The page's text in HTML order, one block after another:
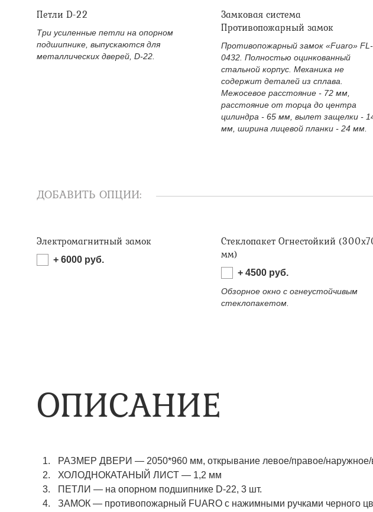
Петли D-22
Три усиленные петли на опорном
подшипнике, выпускаются для
металлических дверей, D-22.
Замковая система
Противопожарный замок
Противопожарный замок «Fuaro» FL-
0432. Полностью оцинкованный
стальной корпус. Механика не
содержит деталей из сплава.
Межосевое расстояние - 72 мм,
расстояние от торца до центра
цилиндра - 65 мм, вылет защелки -
мм, ширина лицевой планки - 24 мм.
ДОБАВИТЬ ОПЦИИ:
Электромагнитный замок
+ 6000 руб.
Стеклопакет Огнестойкий
мм)
+ 4500 руб.
Обзорное окно с огнеустойчивым
стеклопакетом.
ОПИСАНИЕ
РАЗМЕР ДВЕРИ — 2050*960 мм, открывание левое/правое/наружное/
ХОЛОДНОКАТАНЫЙ ЛИСТ — 1,2 мм
ПЕТЛИ — на опорном подшипнике D-22, 3 шт.
ЗАМОК — противопожарный FUARO с нажимными ручками черного